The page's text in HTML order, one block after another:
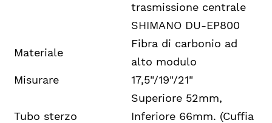
trasmissione centrale
SHIMANO DU-EP800
Materiale
Fibra di carbonio ad
alto modulo
Misurare
17,5"/19"/21"
Tubo sterzo
Superiore 52mm,
Inferiore 66mm. (Cuffia